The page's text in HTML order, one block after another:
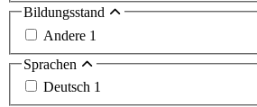
Bildungsstand
Andere 1
Sprachen
Deutsch 1